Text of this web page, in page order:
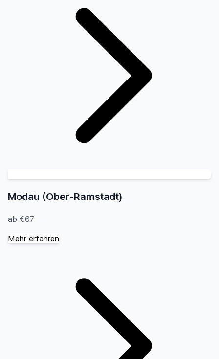
Modau (Ober-Ramstadt)
ab €67
Mehr erfahren